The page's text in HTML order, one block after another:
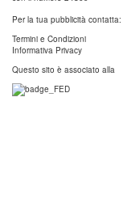
Per la tua pubblicità contatta:
Termini e Condizioni
Informativa Privacy
Questo sito è associato alla